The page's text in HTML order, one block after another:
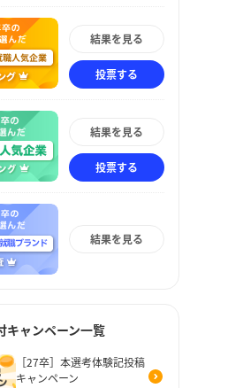
結果を見る
投票する
結果を見る
投票する
結果を見る
キャンペーン一覧
［27卒］本選考体験記投稿
キャンペーン